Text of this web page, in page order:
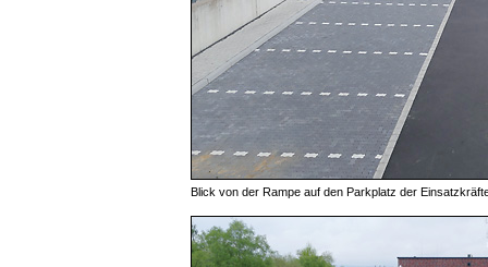
Blick von der Rampe auf den Parkplatz der